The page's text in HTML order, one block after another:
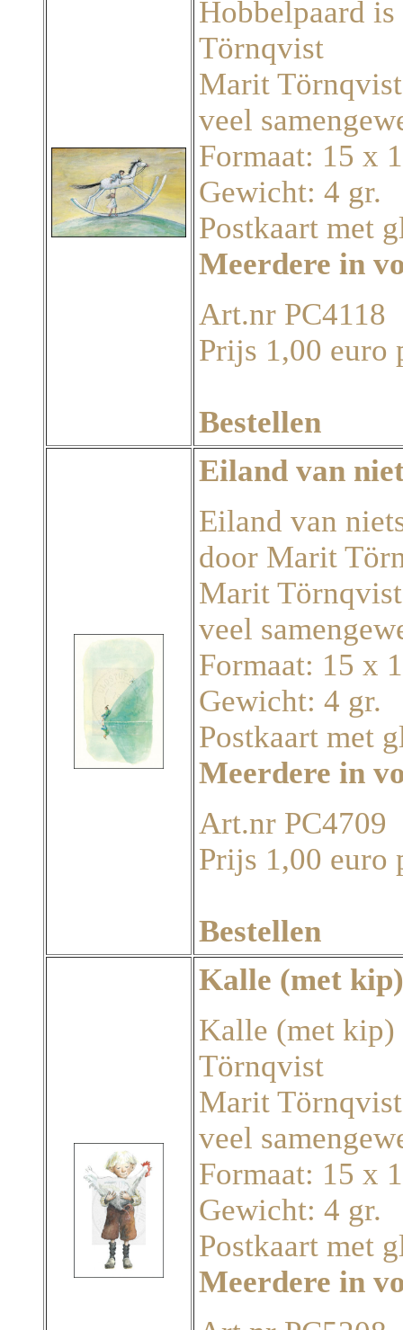
Hobbelpaard
Törnqvist
Marit
veel
Formaat: 15 x
Gewicht: 4 gr.
Postkaart met
Meerdere in
Art.nr PC4118
Prijs 1,00 euro
Bestellen
Eiland van
Eiland van
door Marit
Marit
veel
Formaat: 15 x
Gewicht: 4 gr.
Postkaart met
Meerdere in
Art.nr PC4709
Prijs 1,00 euro
Bestellen
Kalle (met kip)
Kalle (met
Törnqvist
Marit
veel
Formaat: 15 x
Gewicht: 4 gr.
Postkaart met
Meerdere in